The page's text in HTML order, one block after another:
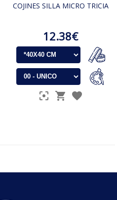
COJINES SILLA MICRO TRICIA
12.38€